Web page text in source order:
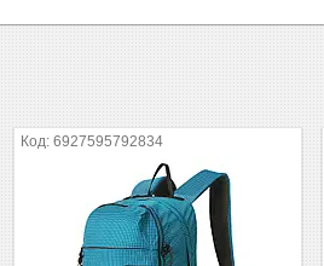
6927595792834